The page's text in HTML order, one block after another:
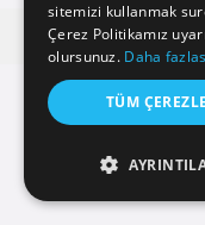
sitemizi kullanmak
Çerez Politikamız
olursunuz. Daha
TÜM